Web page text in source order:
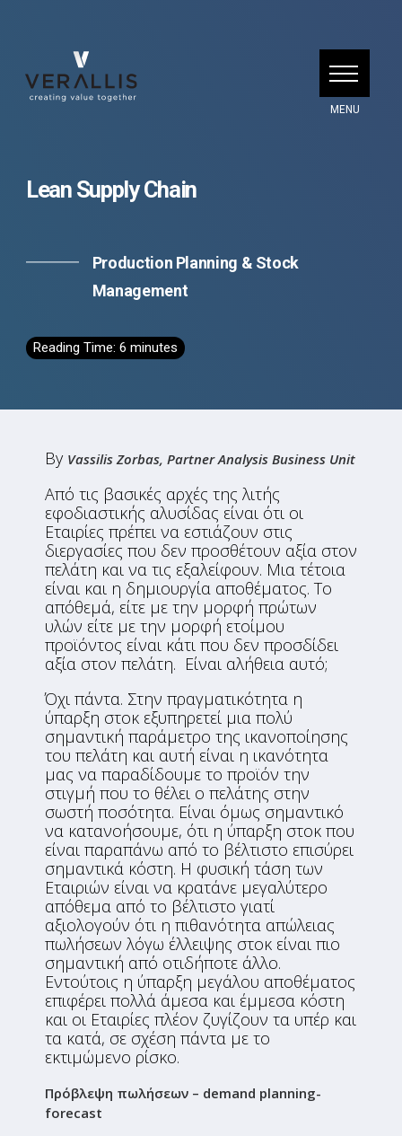
Lean Supply Chain
Production Planning & Stock
Management
Reading Time: 6 minutes
By Vassilis Zorbas, Partner Analysis Business Unit
Από τις βασικές αρχές της λιτής
εφοδιαστικής αλυσίδας είναι ότι οι
Εταιρίες πρέπει να εστιάζουν στις
διεργασίες που δεν προσθέτουν αξία στον
πελάτη και να τις εξαλείφουν. Μια τέτοια
είναι και η δημιουργία αποθέματος. Το
απόθεμά, είτε με την μορφή πρώτων
υλών είτε με την μορφή ετοίμου
προϊόντος είναι κάτι που δεν προσδίδει
αξία στον πελάτη. Είναι αλήθεια αυτό;
Όχι πάντα. Στην πραγματικότητα η
ύπαρξη στοκ εξυπηρετεί μια πολύ
σημαντική παράμετρο της ικανοποίησης
του πελάτη και αυτή είναι η ικανότητα
μας να παραδίδουμε το προϊόν την
στιγμή που το θέλει ο πελάτης στην
σωστή ποσότητα. Είναι όμως σημαντικό
να κατανοήσουμε, ότι η ύπαρξη στοκ που
είναι παραπάνω από το βέλτιστο επισύρει
σημαντικά κόστη. H φυσική τάση των
Εταιριών είναι να κρατάνε μεγαλύτερο
απόθεμα από το βέλτιστο γιατί
αξιολογούν ότι η πιθανότητα απώλειας
πωλήσεων λόγω έλλειψης στοκ είναι πιο
σημαντική από οτιδήποτε άλλο.
Εντούτοις η ύπαρξη μεγάλου αποθέματος
επιφέρει πολλά άμεσα και έμμεσα κόστη
και οι Εταιρίες πλέον ζυγίζουν τα υπέρ και
τα κατά, σε σχέση πάντα με το
εκτιμώμενο ρίσκο.
Πρόβλεψη πωλήσεων – demand planning-
forecast